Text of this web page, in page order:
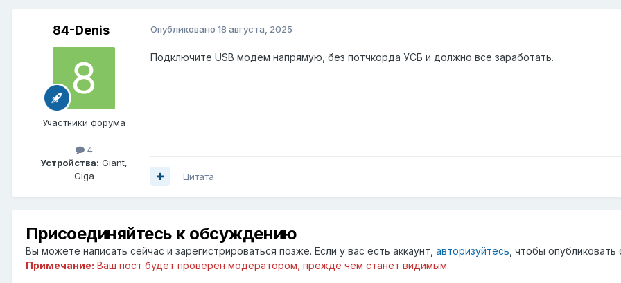
84-Denis
Участники форума
4
Устройства: Giant,
Giga
Опубликовано 18 августа, 2025
Подключите USB модем напрямую, без потчкорда УСБ и должно все заработать.
Цитата
Присоединяйтесь к обсуждению
Вы можете написать сейчас и зарегистрироваться позже. Если у вас есть аккаунт, авторизуйтесь , чтобы
Примечание: Ваш пост будет проверен модератором, прежде чем станет видимым.